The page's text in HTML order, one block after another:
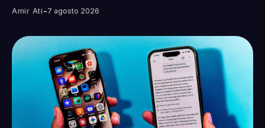
Amir Ati -7 agosto 2026